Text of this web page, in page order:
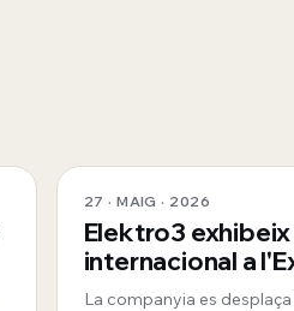
27 · MAIG · 2026
Elektro3
internacional a
de Portugal
La companyia es